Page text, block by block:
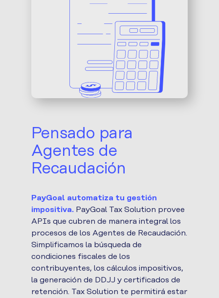
Pensado para
Agentes de
Recaudación
PayGoal automatiza tu gestión
impositiva. PayGoal Tax Solution provee
APIs que cubren de manera integral los
procesos de los Agentes de Recaudación.
Simplificamos la búsqueda de
condiciones fiscales de los
contribuyentes, los cálculos impositivos,
la generación de DDJJ y certificados de
retención. Tax Solution te permitirá estar